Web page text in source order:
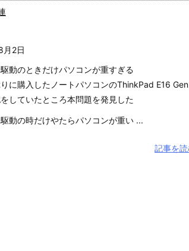
月2日
動のときだけパソコンが重すぎる
に購入したノートパソコンのThinkPad E16
していたところ本問題を発見した
動の時だけやたらパソコンが重い ...
記事を読